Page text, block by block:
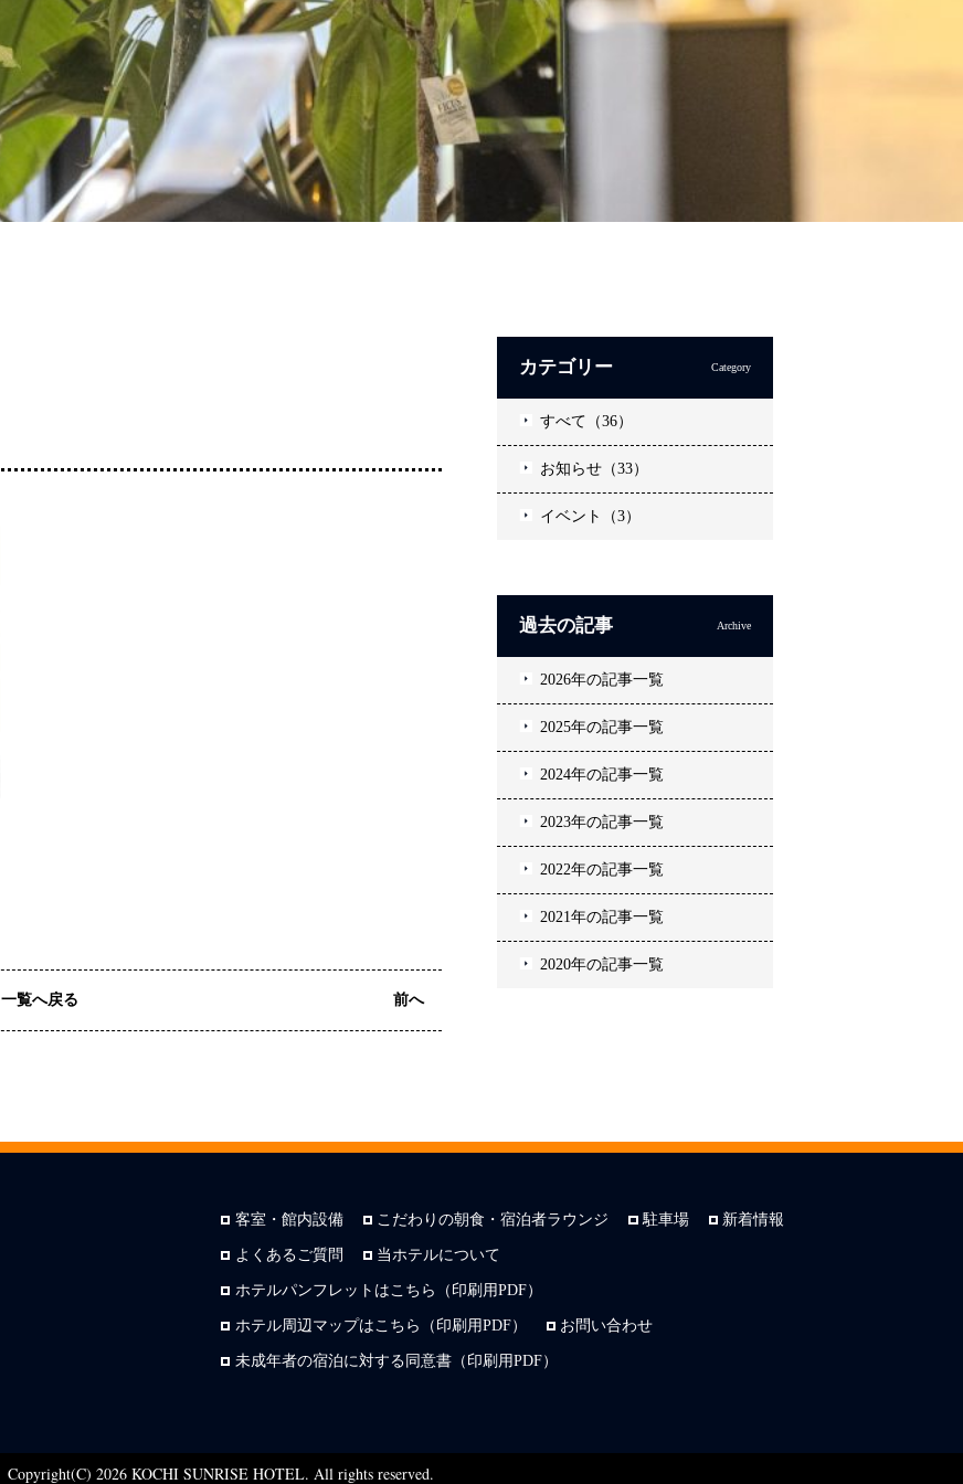
一覧へ戻る 前へ
カテゴリー Category
すべて（36）
お知らせ（33）
イベント（3）
過去の記事 Archive
2026年の記事一覧
2025年の記事一覧
2024年の記事一覧
2023年の記事一覧
2022年の記事一覧
2021年の記事一覧
2020年の記事一覧
客室・館内設備 こだわりの朝食・宿泊者ラウンジ 駐車場 新着情報
よくあるご質問 当ホテルについて
ホテルパンフレットはこちら（印刷用PDF）
ホテル周辺マップはこちら（印刷用PDF） お問い合わせ
未成年者の宿泊に対する同意書（印刷用PDF）
Copyright(C) 2026 KOCHI SUNRISE HOTEL. All rights reserved.